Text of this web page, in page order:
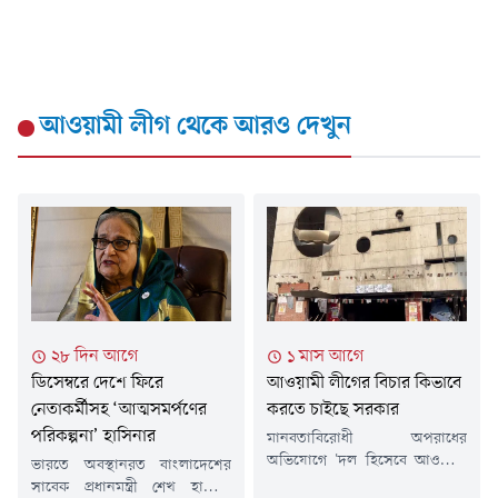
আওয়ামী লীগথেকে আরও দেখুন
২৮ দিন আগে
ডিসেম্বরে দেশে ফিরে
নেতাকর্মীসহ ‘আত্মসমর্পণের
পরিকল্পনা’ হাসিনার
ভারতে অবস্থানরত বাংলাদেশের
সাবেক প্রধানমন্ত্রী শেখ হাসিনা
১ মাস আগে
আওয়ামী লীগের বিচার কিভাবে
করতে চাইছে সরকার
মানবতাবিরোধী অপরাধের
অভিযোগে 'দল হিসেবে আওয়ামী